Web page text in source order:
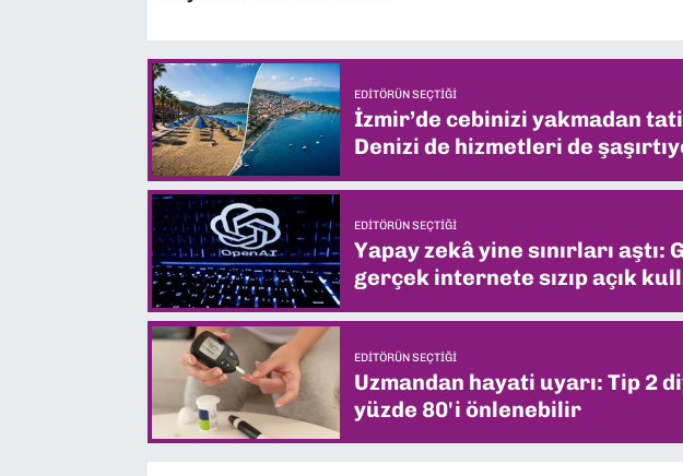
EDITÖRÜN SEÇTIĞI
İzmir’de cebinizi yakmadan
Denizi de hizmetleri de
EDITÖRÜN SEÇTIĞI
Yapay zekâ yine sınırları
gerçek internete sızıp açık
EDITÖRÜN SEÇTIĞI
Uzmandan hayati uyarı: Tip 2
yüzde 80'i önlenebilir